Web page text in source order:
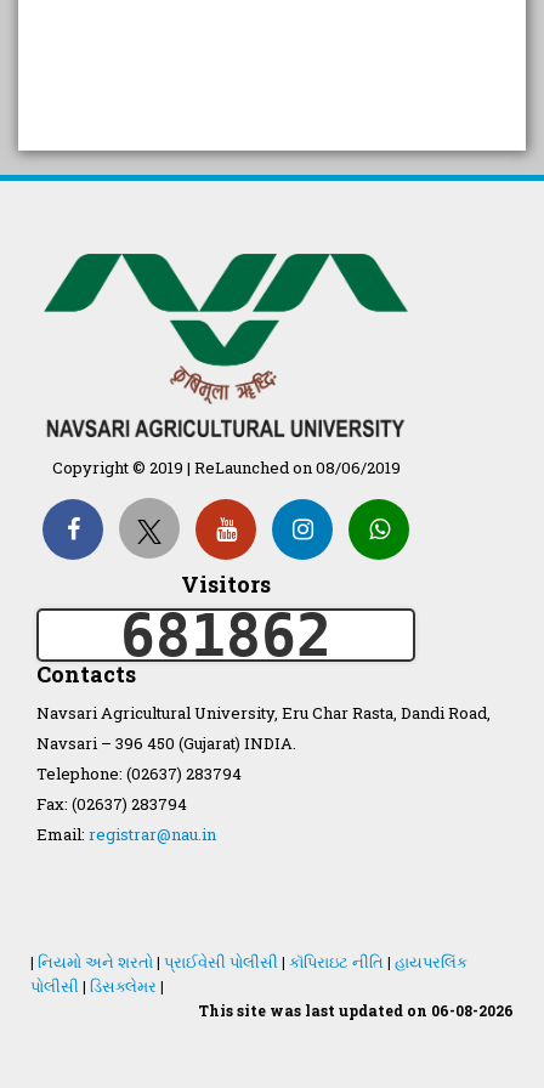
પ્રાકૃતિક કૃષિ (ખેતી)
દેશી ગાય આધારિત પ્રાકૃતિક ખેતી
गुणवत्ता युक्त कृषि-शिक्षा एक पहल" - भारतीय
कृषि अनुसंधान परिषद की 25वीं अखिल
Organization Structure
ખેડુત માર્ગદર્શિકા
Accreditation Certificate
NAU Statute(Revised)
Copyright © 2019 | ReLaunched on 08/06/2019
Visitors
681862
Contacts
Navsari Agricultural University, Eru Char Rasta, Dandi Road,
Navsari – 396 450 (Gujarat) INDIA.
Telephone: (02637) 283794
Fax: (02637) 283794
Email: registrar@nau.in
| નિયમો અને શરતો| પ્રાઈવેસી પોલીસી | કૉપિરાઇટ નીતિ | હાયપરલિંક
પોલીસી | ડિસક્લેમર |
This site was last updated on 06-08-2026